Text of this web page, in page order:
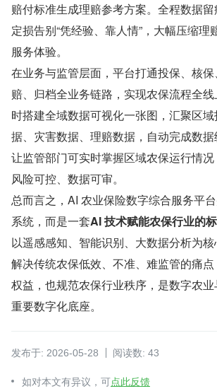
赔付标准生成理赔参考方案。全程数据
定损告别“凭经验、靠人情”，大幅压缩理
服务体验。
在业务与监管层面，平台打通投保、核
赔、归档全业务链路，实现农保流程全
时搭建全域数据可视化一张图，汇聚区
据、灾害数据、理赔数据，自动完成数据
让监管部门可实时掌握区域农保运行情况
风险可控、数据可审。
总而言之，AI 农业保险数字综合服务平
系统，而是一套​AI 技术赋能农保行业的
以遥感感知、智能识别、大数据分析为
解决传统农保低效、不准、难监管的痛
权益，也规范农保行业秩序，是数字农
重要数字化底座。
发布于: 2026-05-28 阅读数: 43
如对本文有异议，可点此反馈